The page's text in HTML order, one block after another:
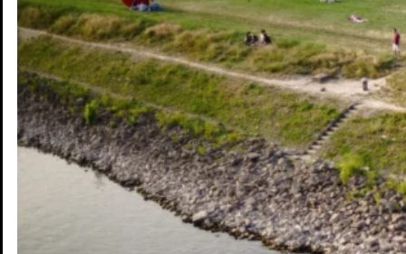
Impressum
Datenschutz
© Mannheim MyFuture | Design & Entwicklung Froschgift
Karriere